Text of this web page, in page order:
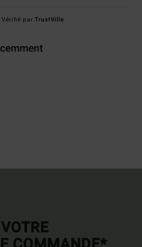
Vérifié parTrustVille